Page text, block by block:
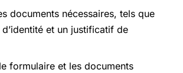
documents nécessaires, tels que
et un justificatif de
formulaire et les documents